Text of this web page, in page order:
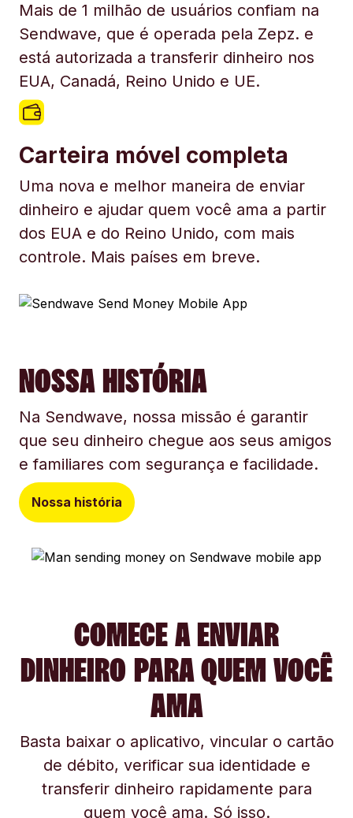
Mais de 1 milhão de usuários confiam na
Sendwave, que é operada pela Zepz. e
está autorizada a transferir dinheiro nos
EUA, Canadá, Reino Unido e UE.
Carteira móvel completa
Uma nova e melhor maneira de enviar
dinheiro e ajudar quem você ama a partir
dos EUA e do Reino Unido, com mais
controle. Mais países em breve.
NOSSA HISTÓRIA
Na Sendwave, nossa missão é garantir
que seu dinheiro chegue aos seus amigos
e familiares com segurança e facilidade.
Nossa história
COMECE A ENVIAR
DINHEIRO PARA QUEM VOCÊ
AMA
Basta baixar o aplicativo, vincular o cartão
de débito, verificar sua identidade e
transferir dinheiro rapidamente para
quem você ama. Só isso.